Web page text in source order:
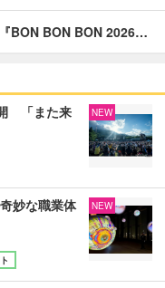
BON BON BON 2026…
「また来
NEW
妙な職業体
NEW